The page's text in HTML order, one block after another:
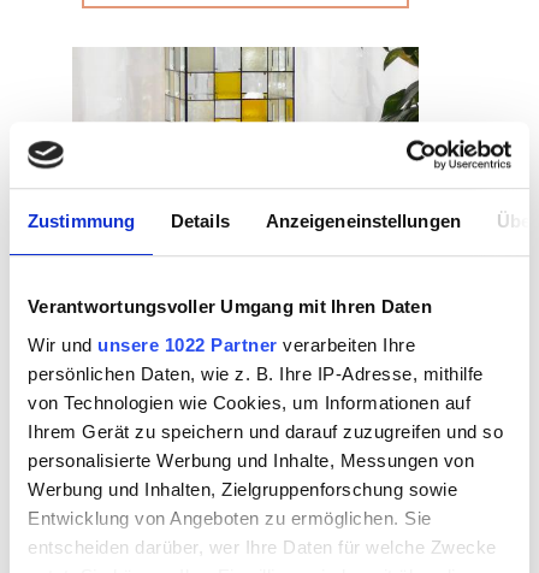
Zustimmung Details Anzeigeneinstellungen
Verantwortungsvoller Umgang mit Ihren Daten
Wir und unsere 1022 Partner verarbeiten Ihre
persönlichen Daten, wie z. B. Ihre IP-Adresse, mithilfe
von Technologien wie Cookies, um Informationen auf
Ihrem Gerät zu speichern und darauf zuzugreifen und so
personalisierte Werbung und Inhalte, Messungen von
Werbung und Inhalten, Zielgruppenforschung sowie
Entwicklung von Angeboten zu ermöglichen. Sie
entscheiden darüber, wer Ihre Daten für welche Zwecke
14.
Nov
Glass art using copper
foil technique
Sat, 11/14/26, 8:00 AM - 11/15/26,
5:00 PM
DE - 59071 Hamm| Mosaik
Werkstatt